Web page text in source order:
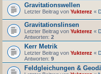
Gravitationswellen
Letzter Beitrag von Yukterez «
Gravitationslinsen
Letzter Beitrag von Yukterez «
Antworten: 2
Kerr Metrik
Letzter Beitrag von Yukterez «
Antworten: 9
Feldgleichungen &